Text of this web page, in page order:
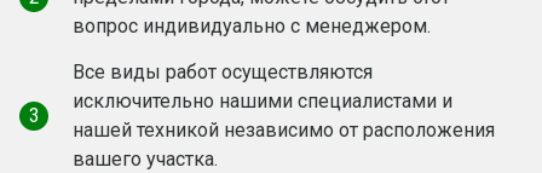
вопрос индивидуально с менеджером.
3
Все виды работ осуществляются
исключительно нашими специалистами и
нашей техникой независимо от расположения
вашего участка.